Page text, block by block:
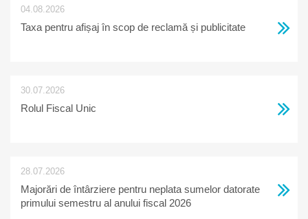
04.08.2026
Taxa pentru afișaj în scop de reclamă și publicitate
30.07.2026
Rolul Fiscal Unic
28.07.2026
Majorări de întârziere pentru neplata sumelor datorate
primului semestru al anului fiscal 2026